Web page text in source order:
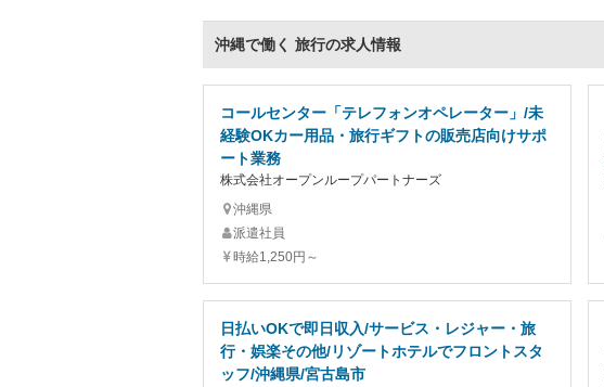
沖縄で働く 旅行の求人情報
コールセンター「テレフォンオペレーター」/未
経験OKカー用品・旅行ギフトの販売店向けサポ
ート業務
株式会社オープンループパートナーズ
沖縄県
派遣社員
時給1,250円～
日払いOKで即日収入/サービス・レジャー・旅
行・娯楽その他/リゾートホテルでフロントスタ
ッフ/沖縄県/宮古島市